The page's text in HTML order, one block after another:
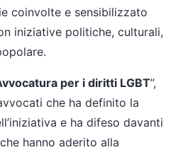
coinvolte e sensibilizzato
iniziative politiche, culturali,
per i diritti LGBT”,
che ha definito la
e ha difeso davanti
hanno aderito alla